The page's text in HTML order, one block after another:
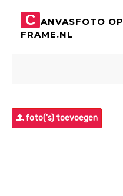
C ANVASFOTO
FRAME.NL
foto('s) toevoegen